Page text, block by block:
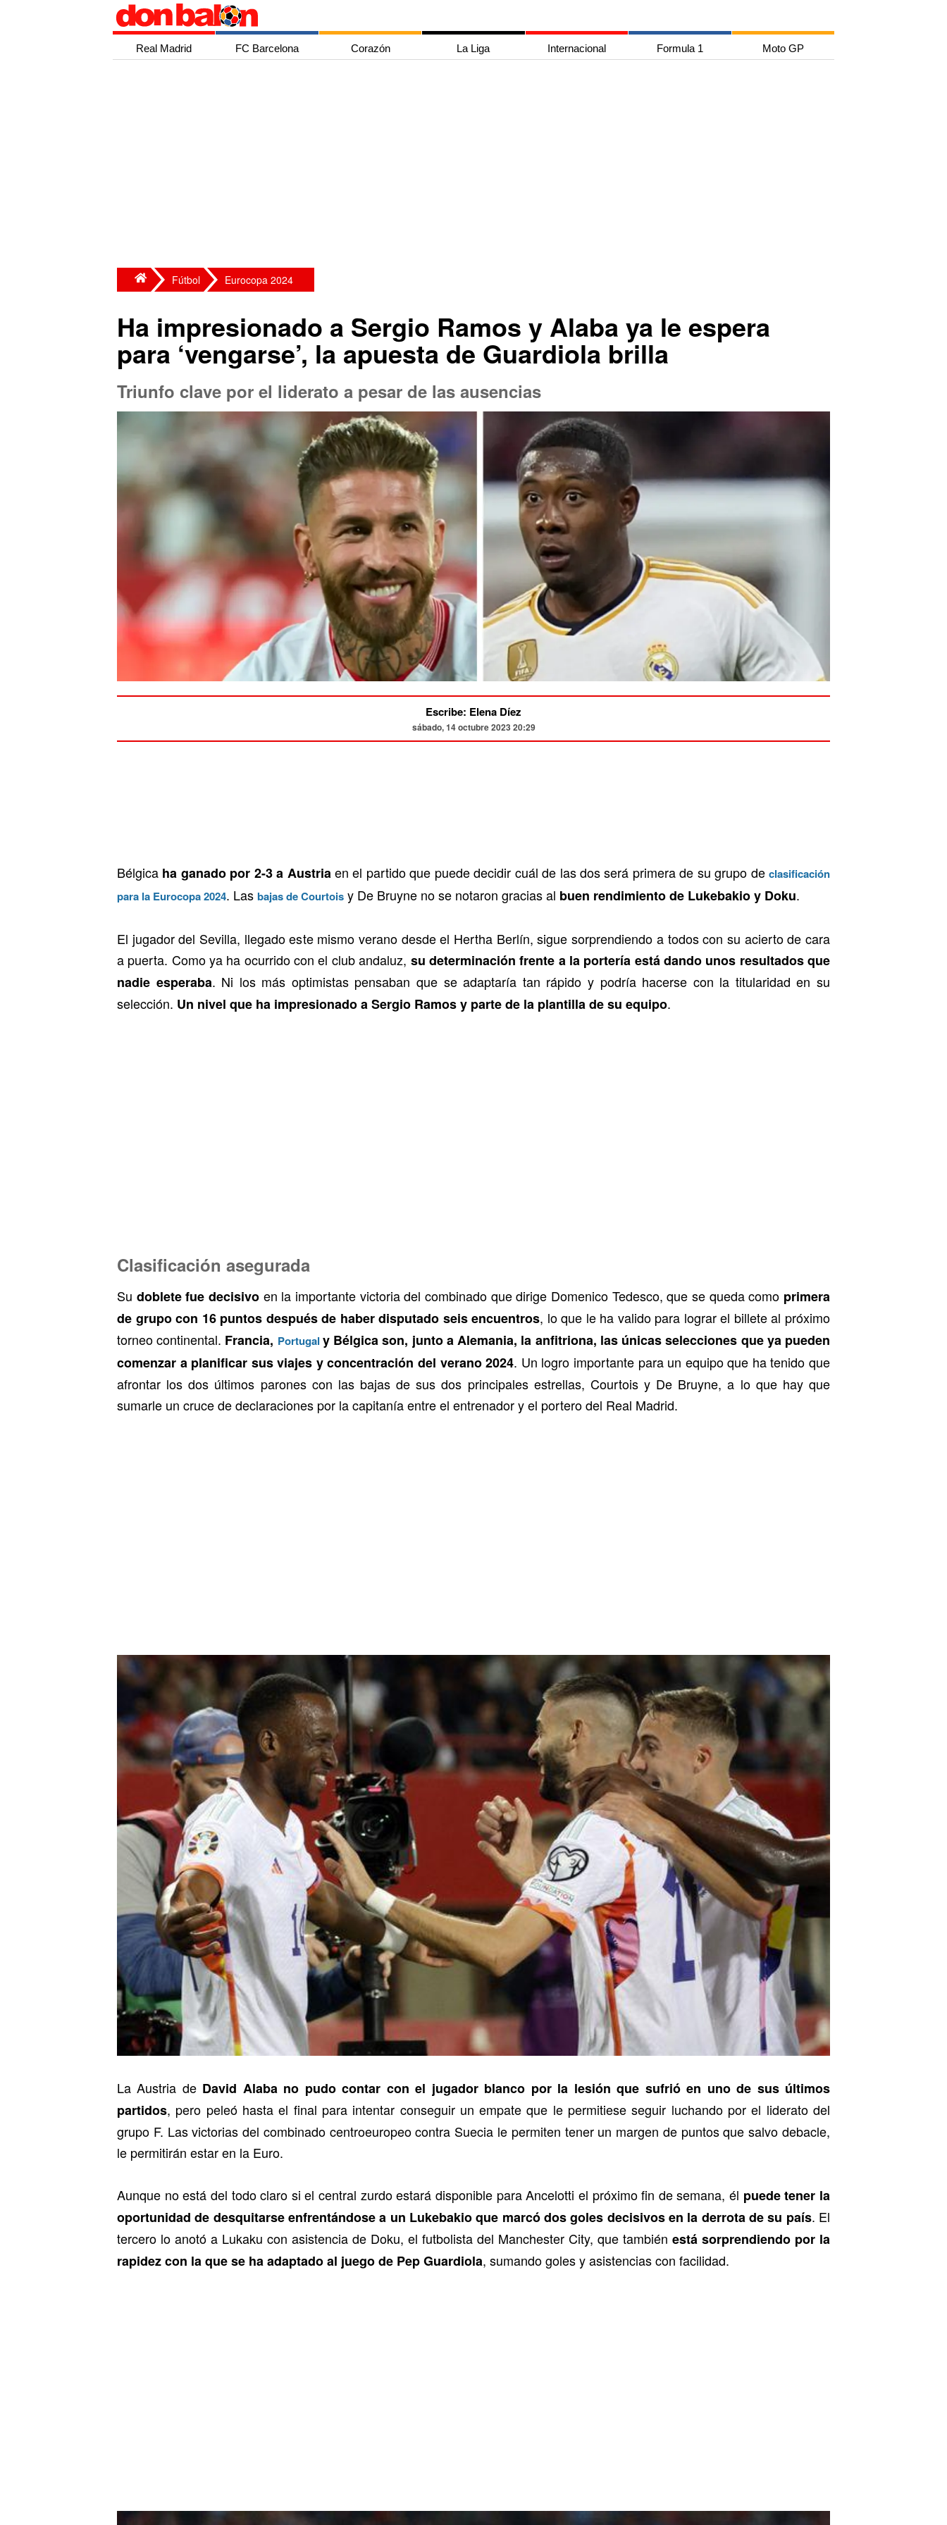
Real Madrid FC Barcelona Corazón La Liga Internacional Formula 1 Moto GP
Fútbol Eurocopa 2024
Ha impresionado a Sergio Ramos y Alaba ya le espera
para ‘vengarse’, la apuesta de Guardiola brilla
Triunfo clave por el liderato a pesar de las ausencias
Escribe: Elena Díez
sábado, 14 octubre 2023 20:29
Bélgica ha ganado por 2-3 a Austria en el partido que puede decidir cuál de las dos será primera de su grupo declasificación
para la Eurocopa 2024. Las bajas de Courtois y De Bruyne no se notaron gracias al buen rendimiento de Lukebakio y Doku.
El jugador del Sevilla, llegado este mismo verano desde el Hertha Berlín, sigue sorprendiendo a todos con su acierto de cara
a puerta. Como ya ha ocurrido con el club andaluz, su determinación frente a la portería está dando unos resultados que
nadie esperaba. Ni los más optimistas pensaban que se adaptaría tan rápido y podría hacerse con la titularidad en su
selección. Un nivel que ha impresionado a Sergio Ramos y parte de la plantilla de su equipo.
Clasificación asegurada
Su doblete fue decisivo en la importante victoria del combinado que dirige Domenico Tedesco, que se queda como primera
de grupo con 16 puntos después de haber disputado seis encuentros, lo que le ha valido para lograr el billete al próximo
torneo continental. Francia, Portugal y Bélgica son, junto a Alemania, la anfitriona, las únicas selecciones que ya pueden
comenzar a planificar sus viajes y concentración del verano 2024. Un logro importante para un equipo que ha tenido que
afrontar los dos últimos parones con las bajas de sus dos principales estrellas, Courtois y De Bruyne, a lo que hay que
sumarle un cruce de declaraciones por la capitanía entre el entrenador y el portero del Real Madrid.
La Austria de David Alaba no pudo contar con el jugador blanco por la lesión que sufrió en uno de sus últimos
partidos, pero peleó hasta el final para intentar conseguir un empate que le permitiese seguir luchando por el liderato del
grupo F. Las victorias del combinado centroeuropeo contra Suecia le permiten tener un margen de puntos que salvo debacle,
le permitirán estar en la Euro.
Aunque no está del todo claro si el central zurdo estará disponible para Ancelotti el próximo fin de semana, él puede tener la
oportunidad de desquitarse enfrentándose a un Lukebakio que marcó dos goles decisivos en la derrota de su país. El
tercero lo anotó a Lukaku con asistencia de Doku, el futbolista del Manchester City, que también está sorprendiendo por la
rapidez con la que se ha adaptado al juego de Pep Guardiola, sumando goles y asistencias con facilidad.